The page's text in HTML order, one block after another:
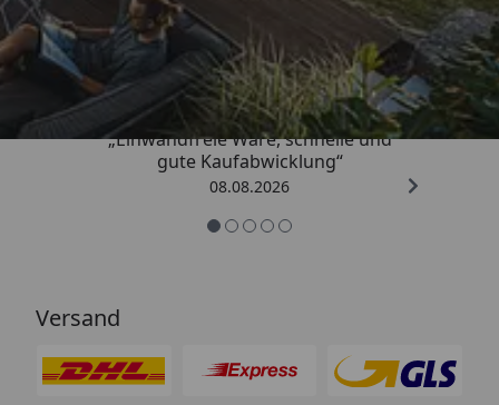
Trusted Shops
4,83/ 5
„Einwandfreie Ware, schnelle und
gute Kaufabwicklung“
08.08.2026
Versand